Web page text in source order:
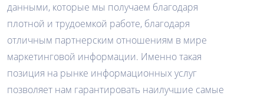
данными, которые мы получаем благодаря
плотной и трудоемкой работе, благодаря
отличным партнерским отношениям в мире
маркетинговой информации. Именно такая
позиция на рынке информационных услуг
позволяет нам гарантировать наилучшие самые